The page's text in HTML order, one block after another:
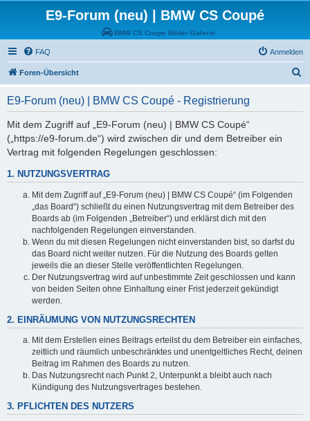
E9-Forum (neu) | BMW CS Coupé
BMW CS Coupe Bilder Galerie
FAQ Anmelden
Foren-Übersicht
E9-Forum (neu) | BMW CS Coupé - Registrierung
Mit dem Zugriff auf „E9-Forum (neu) | BMW CS Coupé“
(„https://e9-forum.de“) wird zwischen dir und dem Betreiber ein
Vertrag mit folgenden Regelungen geschlossen:
1. NUTZUNGSVERTRAG
Mit dem Zugriff auf „E9-Forum (neu) | BMW CS Coupé“ (im Folgenden
„das Board“) schließt du einen Nutzungsvertrag mit dem Betreiber des
Boards ab (im Folgenden „Betreiber“) und erklärst dich mit den
nachfolgenden Regelungen einverstanden.
Wenn du mit diesen Regelungen nicht einverstanden bist, so darfst du
das Board nicht weiter nutzen. Für die Nutzung des Boards gelten
jeweils die an dieser Stelle veröffentlichten Regelungen.
Der Nutzungsvertrag wird auf unbestimmte Zeit geschlossen und kann
von beiden Seiten ohne Einhaltung einer Frist jederzeit gekündigt
werden.
2. EINRÄUMUNG VON NUTZUNGSRECHTEN
Mit dem Erstellen eines Beitrags erteilst du dem Betreiber ein einfaches,
zeitlich und räumlich unbeschränktes und unentgeltliches Recht, deinen
Beitrag im Rahmen des Boards zu nutzen.
Das Nutzungsrecht nach Punkt 2, Unterpunkt a bleibt auch nach
Kündigung des Nutzungsvertrages bestehen.
3. PFLICHTEN DES NUTZERS